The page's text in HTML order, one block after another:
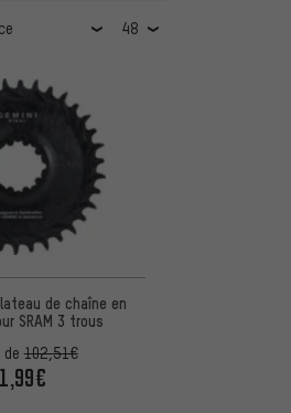
de chaîne en
SRAM 3 trous
de102,51€